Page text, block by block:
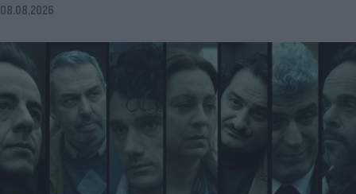
08.08.2026